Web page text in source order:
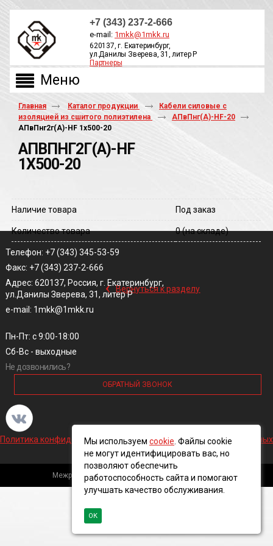
+7 (343) 237-2-666
e-mail: 1mkk@1mkk.ru
620137, г. Екатеринбург,
ул.Данилы Зверева, 31, литер Р
Партнеры
Главная Каталог продукции
Кабели силовые с
изоляцией из сшитого полиэтилена
АПвПнг(А)-HF-20
АПвПнг2г(A)-HF 1х500-20
АПВПНГ2Г(A)-HF
1Х500-20
Наличие товара Под заказ
Количество товара 0(на складе)
‹ Вернуться к разделу
Телефон: +7 (343) 345-53-59
Факс: +7 (343) 237-2-666
Адрес: 620137, Россия, г. Екатеринбург,
ул.Данилы Зверева, 31, литер Р
e-mail: 1mkk@1mkk.ru
Пн-Пт: с 9:00-18:00
Сб-Вс - выходные
Не дозвонились?
ОБРАТНЫЙ ЗВОНОК
Политика конфиденциальности и обработки персональных данных
Межрегиональная кабельная компания, 2016 ©
Мы используем cookie . Файлы cookie
не могут идентифицировать вас, но
позволяют обеспечить
работоспособность сайта и помогают
улучшать качество обслуживания.
ОК